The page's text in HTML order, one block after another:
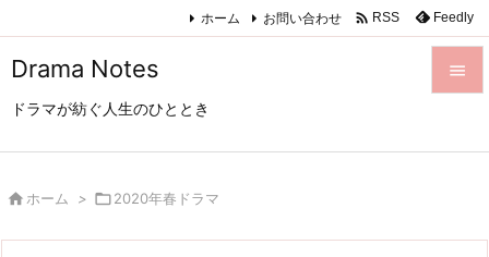
Drama Notes
ドラマが紡ぐ人生のひととき

ホーム お問い合わせ  RSS Feedly
 ホーム > 2020年春ドラマ